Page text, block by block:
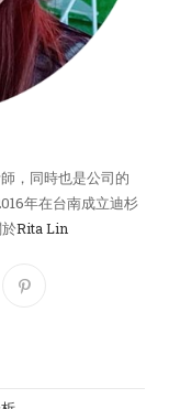
，同時也是公司的
年在台南成立迪杉
Rita Lin